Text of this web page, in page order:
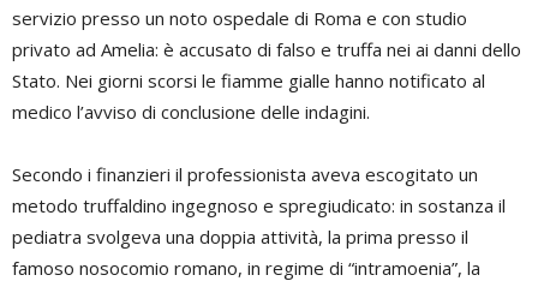
servizio presso un noto ospedale di Roma e con studio
privato ad Amelia: è accusato di falso e truffa nei ai danni dello
Stato. Nei giorni scorsi le fiamme gialle hanno notificato al
medico l’avviso di conclusione delle indagini.
Secondo i finanzieri il professionista aveva escogitato un
metodo truffaldino ingegnoso e spregiudicato: in sostanza il
pediatra svolgeva una doppia attività, la prima presso il
famoso nosocomio romano, in regime di “intramoenia”, la